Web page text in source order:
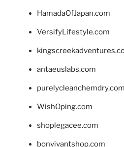
HamadaOfJapan.com
VersifyLifestyle.com
antaeuslabs.com
purelycleanchemdry.com
WishOping.com
shoplegacee.com
bonvivantshop.com